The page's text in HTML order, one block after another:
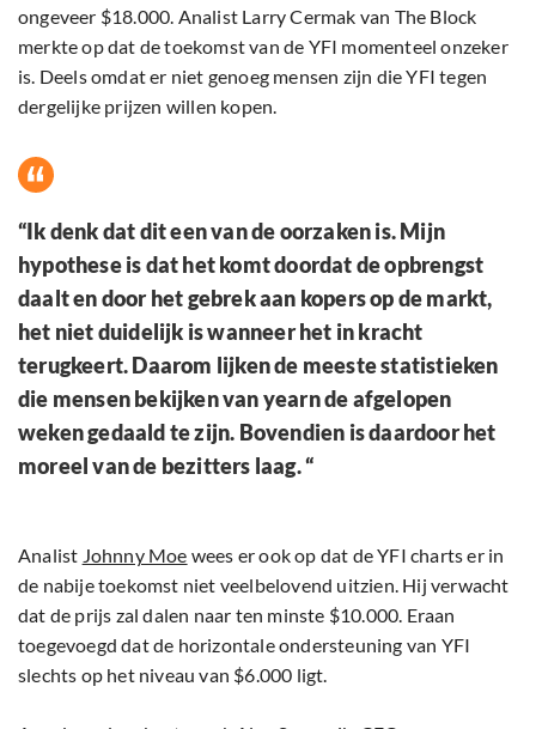
ongeveer $18.000. Analist Larry Cermak van The Block
merkte op dat de toekomst van de YFI momenteel onzeker
is. Deels omdat er niet genoeg mensen zijn die YFI tegen
dergelijke prijzen willen kopen.
“Ik denk dat dit een van de oorzaken is. Mijn
hypothese is dat het komt doordat de opbrengst
daalt en door het gebrek aan kopers op de markt,
het niet duidelijk is wanneer het in kracht
terugkeert. Daarom lijken de meeste statistieken
die mensen bekijken van yearn de afgelopen
weken gedaald te zijn. Bovendien is daardoor het
moreel van de bezitters laag. “
Analist Johnny Moe wees er ook op dat de YFI charts er in
de nabije toekomst niet veelbelovend uitzien. Hij verwacht
dat de prijs zal dalen naar ten minste $10.000. Eraan
toegevoegd dat de horizontale ondersteuning van YFI
slechts op het niveau van $6.000 ligt.